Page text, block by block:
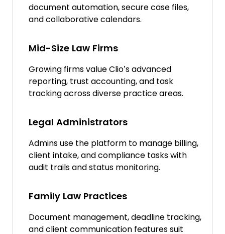
document automation, secure case files,
and collaborative calendars.
Mid-Size Law Firms
Growing firms value Clio’s advanced
reporting, trust accounting, and task
tracking across diverse practice areas.
Legal Administrators
Admins use the platform to manage billing,
client intake, and compliance tasks with
audit trails and status monitoring.
Family Law Practices
Document management, deadline tracking,
and client communication features suit